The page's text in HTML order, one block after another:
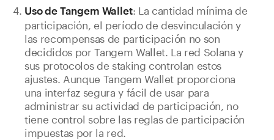
Uso de Tangem Wallet: La cantidad mínima de
participación, el período de desvinculación y
las recompensas de participación no son
decididos por Tangem Wallet. La red Solana y
sus protocolos de staking controlan estos
ajustes. Aunque Tangem Wallet proporciona
una interfaz segura y fácil de usar para
administrar su actividad de participación, no
tiene control sobre las reglas de participación
impuestas por la red.